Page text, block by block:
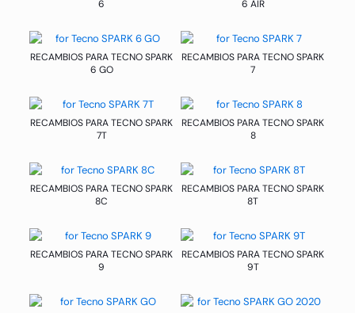
6
6 AIR
RECAMBIOS PARA TECNO SPARK
6 GO
RECAMBIOS PARA TECNO SPARK
7
RECAMBIOS PARA TECNO SPARK
7T
RECAMBIOS PARA TECNO SPARK
8
RECAMBIOS PARA TECNO SPARK
8C
RECAMBIOS PARA TECNO SPARK
8T
RECAMBIOS PARA TECNO SPARK
9
RECAMBIOS PARA TECNO SPARK
9T